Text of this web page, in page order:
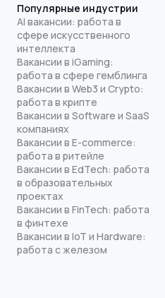
Популярные индустрии
AI вакансии: работа в
сфере искусственного
интеллекта
Вакансии в iGaming:
работа в сфере гемблинга
Вакансии в Web3 и Crypto:
работа в крипте
Вакансии в Software и SaaS
компаниях
Вакансии в E-commerce:
работа в ритейле
Вакансии в EdTech: работа
в образовательных
проектах
Вакансии в FinTech: работа
в финтехе
Вакансии в IoT и Hardware:
работа с железом